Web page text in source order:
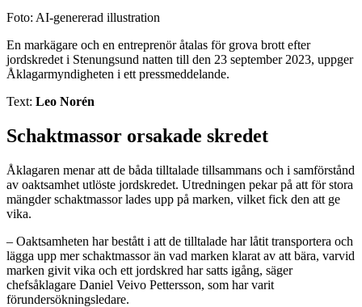
Foto: AI-genererad illustration
En markägare och en entreprenör åtalas för grova brott efter
jordskredet i Stenungsund natten till den 23 september 2023, uppger
Åklagarmyndigheten i ett pressmeddelande.
Text: Leo Norén
Schaktmassor orsakade skredet
Åklagaren menar att de båda tilltalade tillsammans och i samförstånd
av oaktsamhet utlöste jordskredet. Utredningen pekar på att för stora
mängder schaktmassor lades upp på marken, vilket fick den att ge
vika.
– Oaktsamheten har bestått i att de tilltalade har låtit transportera och
lägga upp mer schaktmassor än vad marken klarat av att bära, varvid
marken givit vika och ett jordskred har satts igång, säger
chefsåklagare Daniel Veivo Pettersson, som har varit
förundersökningsledare.